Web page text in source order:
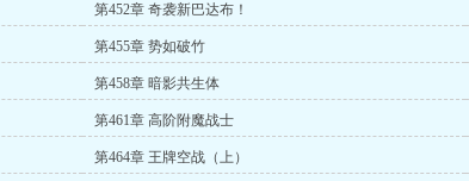
第452章 奇袭新巴达布！
第455章 势如破竹
第458章 暗影共生体
第461章 高阶附魔战士
第464章 王牌空战（上）